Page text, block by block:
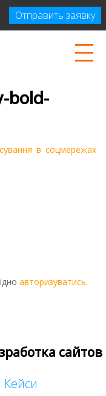
Отправить заявку
bold-
в соцмережах
авторизуватись.
сайтов
Кейси